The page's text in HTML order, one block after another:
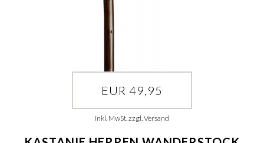
EUR 49,95
inkl. MwSt. zzgl. Versand